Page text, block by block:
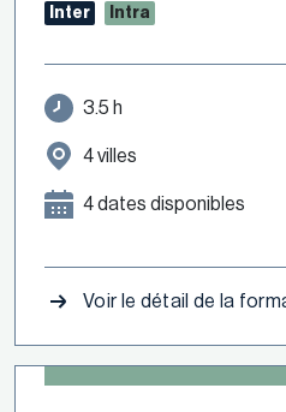
Inter Intra
3.5 h
4 villes
4 dates disponibles
Voir le détail de la